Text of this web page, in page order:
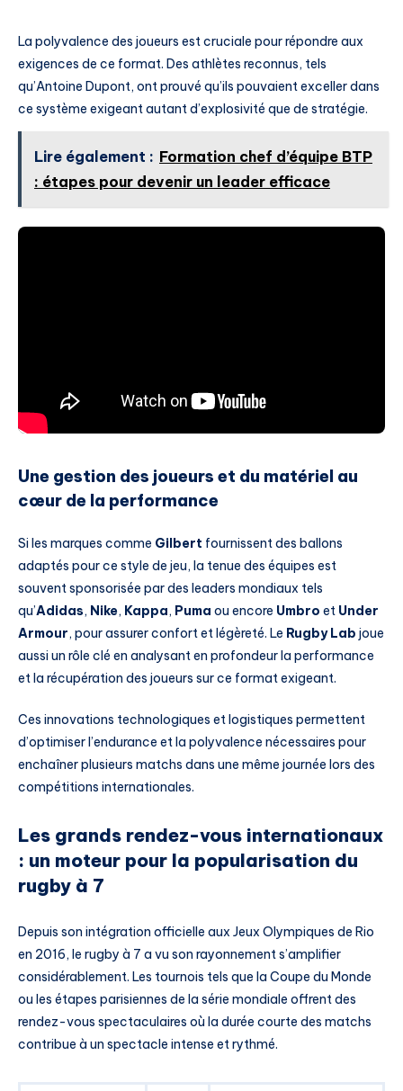
La polyvalence des joueurs est cruciale pour répondre aux
exigences de ce format. Des athlètes reconnus, tels
qu’Antoine Dupont, ont prouvé qu’ils pouvaient exceller dans
ce système exigeant autant d’explosivité que de stratégie.
Lire également : Formation chef d’équipe BTP
: étapes pour devenir un leader efficace
Une gestion des joueurs et du matériel au
cœur de la performance
Si les marques comme Gilbert fournissent des ballons
adaptés pour ce style de jeu, la tenue des équipes est
souvent sponsorisée par des leaders mondiaux tels
qu’Adidas, Nike, Kappa, Puma ou encore Umbro et Under
Armour, pour assurer confort et légèreté. Le Rugby Lab joue
aussi un rôle clé en analysant en profondeur la performance
et la récupération des joueurs sur ce format exigeant.
Ces innovations technologiques et logistiques permettent
d’optimiser l’endurance et la polyvalence nécessaires pour
enchaîner plusieurs matchs dans une même journée lors des
compétitions internationales.
Les grands rendez-vous internationaux
: un moteur pour la popularisation du
rugby à 7
Depuis son intégration officielle aux Jeux Olympiques de Rio
en 2016, le rugby à 7 a vu son rayonnement s’amplifier
considérablement. Les tournois tels que la Coupe du Monde
ou les étapes parisiennes de la série mondiale offrent des
rendez-vous spectaculaires où la durée courte des matchs
contribue à un spectacle intense et rythmé.